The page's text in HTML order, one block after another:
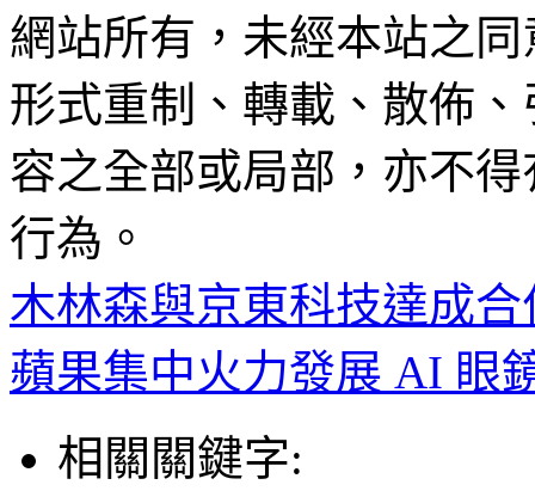
網站所有，未經本站之
形式重制、轉載、散佈
容之全部或局部，亦不
行為。
木林森與京東科技達成
蘋果集中火力發展 AI 眼
相關關鍵字: